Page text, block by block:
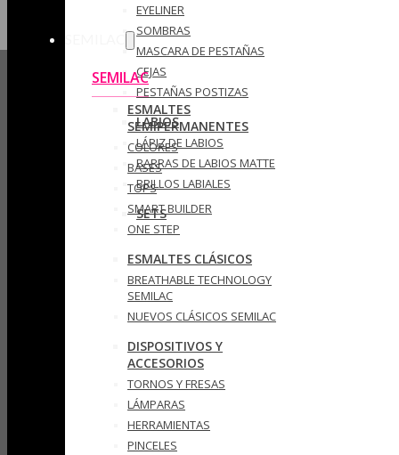
EYELINER
SOMBRAS
MASCARA DE PESTAÑAS
CEJAS
PESTAÑAS POSTIZAS
LABIOS
LÁPIZ DE LABIOS
BARRAS DE LABIOS MATTE
BRILLOS LABIALES
SETS
SEMILAC
ESMALTES
SEMIPERMANENTES
COLORES
BASES
TOPS
SMART BUILDER
ONE STEP
ESMALTES CLÁSICOS
BREATHABLE TECHNOLOGY
SEMILAC
NUEVOS CLÁSICOS SEMILAC
DISPOSITIVOS Y
ACCESORIOS
TORNOS Y FRESAS
LÁMPARAS
HERRAMIENTAS
PINCELES